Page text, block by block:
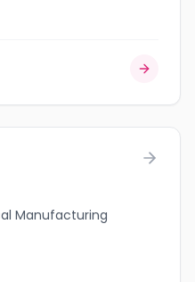
Manufacturing